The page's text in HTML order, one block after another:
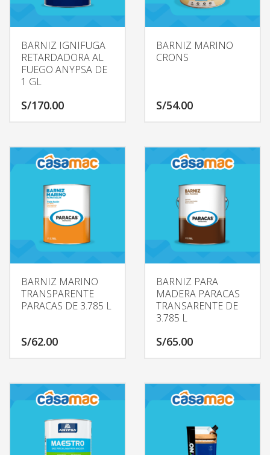
BARNIZ IGNIFUGA
RETARDADORA AL
FUEGO ANYPSA DE
1 GL
S/170.00
BARNIZ MARINO
CRONS
S/54.00
BARNIZ MARINO
TRANSPARENTE
PARACAS DE 3.785 L
S/62.00
BARNIZ PARA
MADERA PARACAS
TRANSARENTE DE
3.785 L
S/65.00